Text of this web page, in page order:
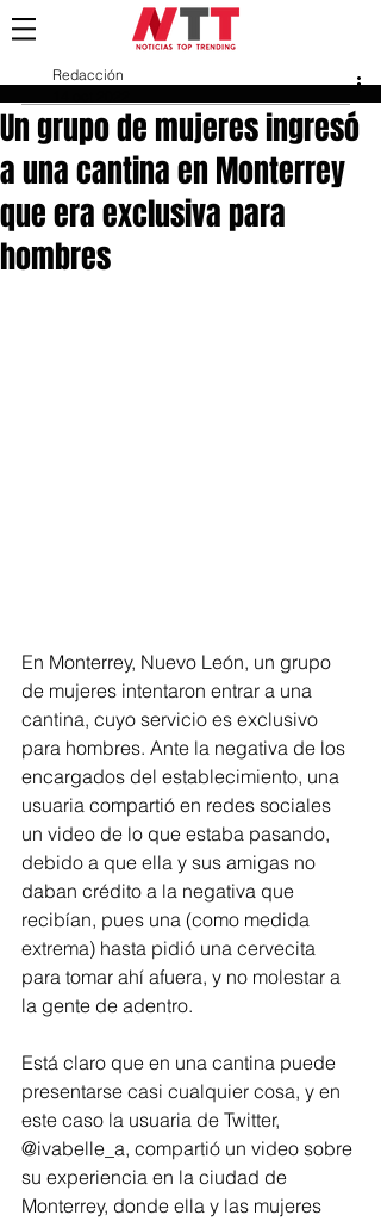
Un grupo de mujeres ingresó
a una cantina en Monterrey
que era exclusiva para
hombres
Redacción
En Monterrey, Nuevo León, un grupo
de mujeres intentaron entrar a una
cantina, cuyo servicio es exclusivo
para hombres. Ante la negativa de los
encargados del establecimiento, una
usuaria compartió en redes sociales
un video de lo que estaba pasando,
debido a que ella y sus amigas no
daban crédito a la negativa que
recibían, pues una (como medida
extrema) hasta pidió una cervecita
para tomar ahí afuera, y no molestar a
la gente de adentro.
Está claro que en una cantina puede
presentarse casi cualquier cosa, y en
este caso la usuaria de Twitter,
@ivabelle_a, compartió un video sobre
su experiencia en la ciudad de
Monterrey, donde ella y las mujeres